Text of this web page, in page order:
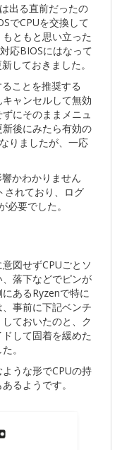
出る直前だったの
でCPUを交換して
ともと思い立った
応BIOSにはなって
しておきました。
ことを推奨する
ャンセルして無効
にそのままメニュ
後にみたら有効の
りましたが、一応
かわかりません
されており、ログ
要でした。
図せずCPUごとソ
落下などでピンが
あるRyzenで特に
事前に下記ベンチ
ておいたのと、ク
して固着を緩めた
。
うな形でCPUの持
るようです。